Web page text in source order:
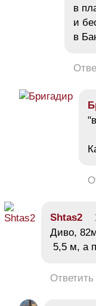
в
и
в
Shtas2
Диво,
5,5 м, а
Ответить